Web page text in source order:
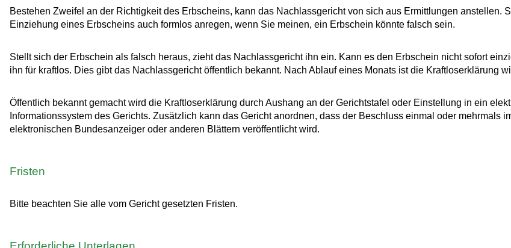
Bestehen Zweifel an der Richtigkeit des Erbscheins, kann das Nachlassgericht von sich aus Ermittlungen anstellen.
Einziehung eines Erbscheins auch formlos anregen, wenn Sie meinen, ein Erbschein könnte falsch sein.
Stellt sich der Erbschein als falsch heraus, zieht das Nachlassgericht ihn ein. Kann es den Erbschein nicht sofort
ihn für kraftlos. Dies gibt das Nachlassgericht öffentlich bekannt. Nach Ablauf eines Monats ist die Kraftloserklärung
Öffentlich bekannt gemacht wird die Kraftloserklärung durch Aushang an der Gerichtstafel oder Einstellung in ein
Informationssystem des Gerichts. Zusätzlich kann das Gericht anordnen, dass der Beschluss einmal oder mehrmals
elektronischen Bundesanzeiger oder anderen Blättern veröffentlicht wird.
Fristen
Bitte beachten Sie alle vom Gericht gesetzten Fristen.